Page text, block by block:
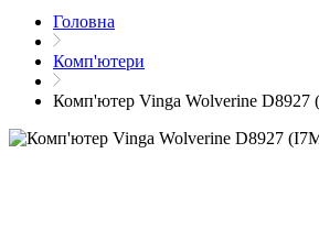
Головна
Комп'ютери
Комп'ютер Vinga Wolverine